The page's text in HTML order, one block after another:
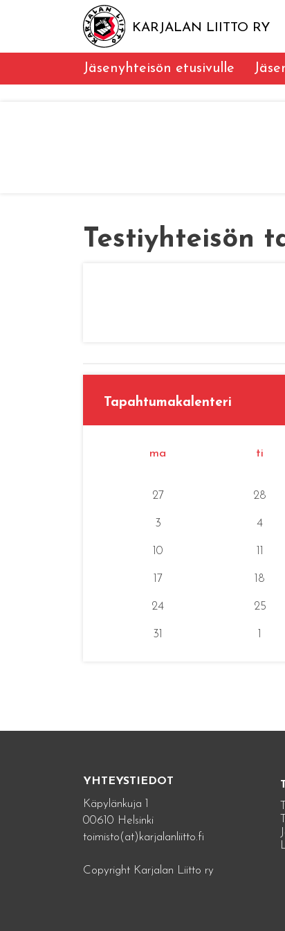
KARJALAN LIITTO RY
Jäsenyhteisön etusivulle
Testiyhteisön
Tapahtumakalenteri
ma ti
27 28
3 4
10
17 18
24 25
31
YHTEYSTIEDOT
Käpylänkuja 1
00610 Helsinki
toimisto(at)karjalanliitto.fi
Copyright Karjalan Liitto ry